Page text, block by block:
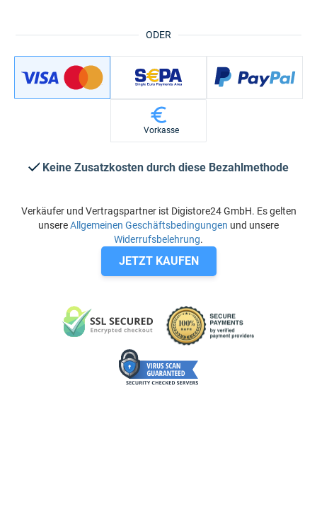
ODER
Vorkasse
Keine Zusatzkosten durch diese Bezahlmethode
Verkäufer und Vertragspartner ist Digistore24 GmbH. Es gelten
unsereAllgemeinen Geschäftsbedingungen und unsere
Widerrufsbelehrung.
JETZT KAUFEN